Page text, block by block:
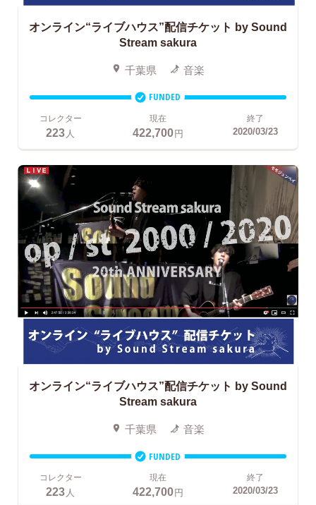
オンライン“ライブハウス”配信チケット by Sound
Stream sakura
千葉県 音楽
FUNDED
コレクター
223 人
現在
422,700円
終了
2020/03/23
オンライン“ライブハウス”配信チケット by Sound
Stream sakura
千葉県 音楽
FUNDED
コレクター
223人
現在
422,700円
終了
2020/03/23